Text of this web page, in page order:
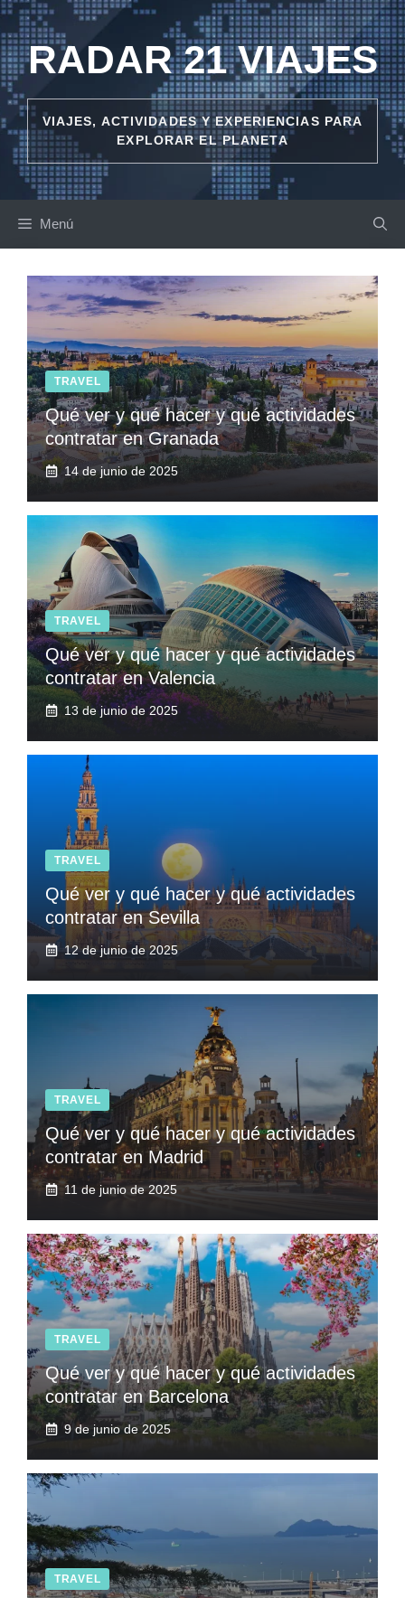
Saltar
al
contenido
RADAR 21 VIAJES
VIAJES, ACTIVIDADES Y EXPERIENCIAS PARA
EXPLORAR EL PLANETA
Menú
TRAVEL
Qué ver y qué hacer y qué actividades
contratar en Granada
14 de junio de 2025
TRAVEL
Qué ver y qué hacer y qué actividades
contratar en Valencia
13 de junio de 2025
TRAVEL
Qué ver y qué hacer y qué actividades
contratar en Sevilla
12 de junio de 2025
TRAVEL
Qué ver y qué hacer y qué actividades
contratar en Madrid
11 de junio de 2025
TRAVEL
Qué ver y qué hacer y qué actividades
contratar en Barcelona
9 de junio de 2025
TRAVEL